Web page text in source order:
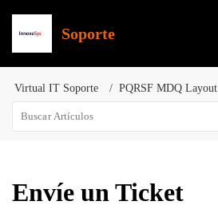
Soporte
Virtual IT Soporte PQRSF MDQ Layout
Envíe un Ticket